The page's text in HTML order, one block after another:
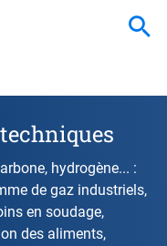
hydrogène... :
de gaz industriels,
en soudage,
des aliments,